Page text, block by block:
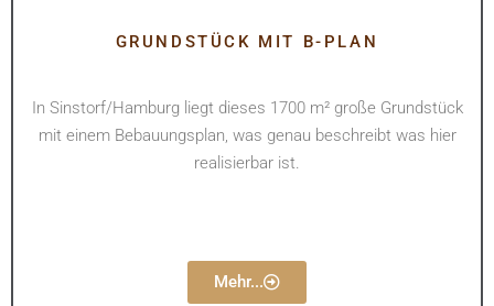
GRUNDSTÜCK MIT B-PLAN
In Sinstorf/Hamburg liegt dieses 1700 m² große Grundstück
mit einem Bebauungsplan, was genau beschreibt was hier
realisierbar ist.
Mehr...